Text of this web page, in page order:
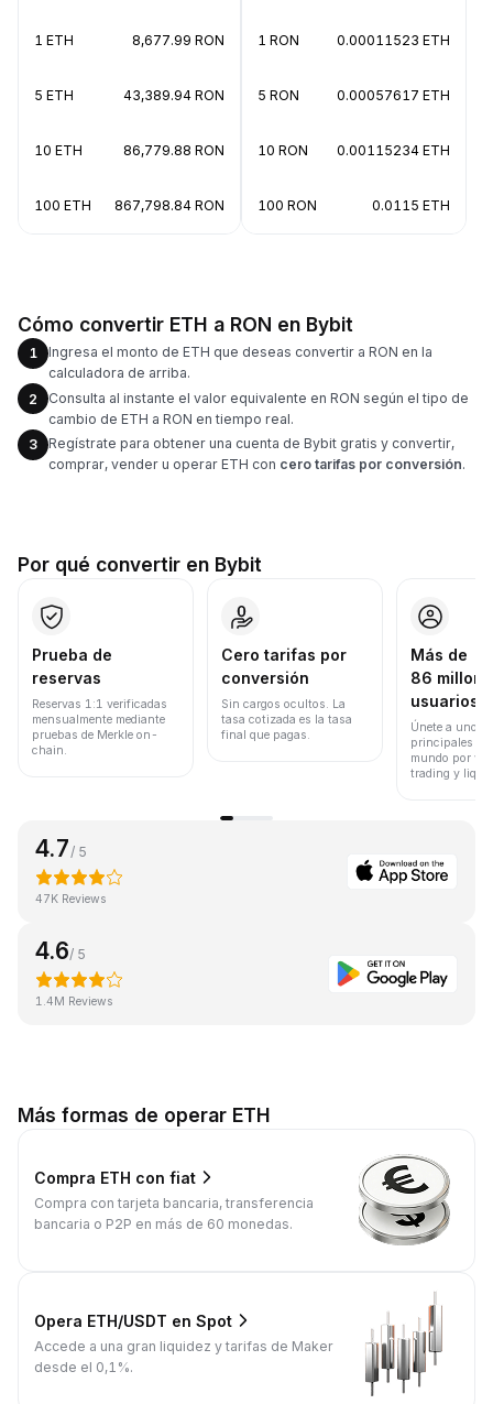
1 ETH 8,677.99 RON
5 ETH 43,389.94 RON
10 ETH 86,779.88 RON
100 ETH 867,798.84 RON
1 RON 0.00011523 ETH
5 RON 0.00057617 ETH
10 RON 0.00115234 ETH
100 RON 0.0115 ETH
Cómo convertir ETH a RON en Bybit
1
Ingresa el monto de ETH que deseas convertir a RON en la
calculadora de arriba.
2
Consulta al instante el valor equivalente en RON según el tipo de
cambio de ETH a RON en tiempo real.
3
Regístrate para obtener una cuenta de Bybit gratis y convertir,
comprar, vender u operar ETH con cero tarifas por conversión.
Por qué convertir en Bybit
Prueba de
reservas
Reservas 1:1 verificadas
mensualmente mediante
pruebas de Merkle on-
chain.
Cero tarifas por
conversión
Sin cargos ocultos. La
tasa cotizada es la tasa
final que pagas.
Más de
86
usuarios
Únete a uno
principales
mundo por
trading y
4.7/ 5
47K Reviews
4.6/ 5
1.4M Reviews
Más formas de operar ETH
Compra ETH con fiat
Compra con tarjeta bancaria, transferencia
bancaria o P2P en más de 60 monedas.
Opera ETH/USDT en Spot
Accede a una gran liquidez y tarifas de Maker
desde el 0,1%.